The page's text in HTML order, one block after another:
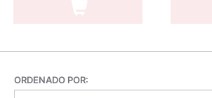
ORDENADO POR: